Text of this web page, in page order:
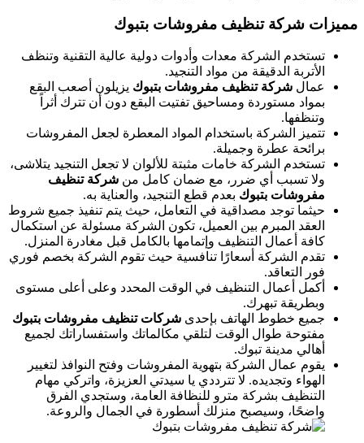
مميزات شركة تنظيف مفروشات بتبوك
تستخدم الشركة معدات وأدوات دولية عالية التقنية وتنظف
الأتربة الدقيقة من مواد التنجيد.
عمال شركة تنظيف مفروشات بتبوك يزيلون أصعب البقع
بمواد مستوردة ومساحيق تفتيت البقع دون أن تترك أثراً
وتنظفها.
تتميز الشركة باستخدام المواد المعطرة لجعل المفروشات
برائحة عطرة وجميلة.
تستخدم الشركة خامات مثبتة للألوان لا تجعل التنجيد يتلاشى،
ولا تسبب أي ضرر، مع ضمان كامل من شركة تنظيف
مفروشات بتبوك بعدم قطع التنجيد، والعناية به.
حيثما توجد مصداقية في التعامل، حيث يتم تنفيذ جميع شروط
العقد المبرم بين العميل، تكون الشركة مسئولة عن استكمال
كافة أعمال التنظيف وإتمامها بالكامل قبل مغادرة المنزل.
تقدم الشركة أسعارًا تنافسية حيث تقوم الشركة بخصم فوري
فور التعاقد.
أكمل أعمال التنظيف في الوقت المحدد وعلى أعلى مستوى
وبطريقة تبهرك.
جميع خطوط الهاتف بإحدى شركات تنظيف مفروشات بتبوك
مفتوحة طوال الوقت لتلقي مكالماتك واستفساراتك لجميع
أهالي مدينة تبوك.
يقوم عمال الشركة بتهوية المفروشات وفتح النوافذ لتغيير
الهواء وتجديده. لا تترددي يا سيدتي العزيزة، واتركي مهام
التنظيف بشركة مترو للنظافة العامة، وستجدي الفرق
واضحًا، وسيصبح منزلك أسطورة في الجمال والروعة.